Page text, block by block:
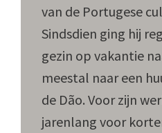
van de Portugese
Sindsdien ging hij
gezin op vakantie
meestal naar een
de Dão. Voor zijn
jarenlang voor